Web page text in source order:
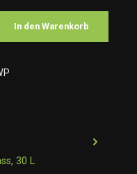
In den Warenkorb
30 L